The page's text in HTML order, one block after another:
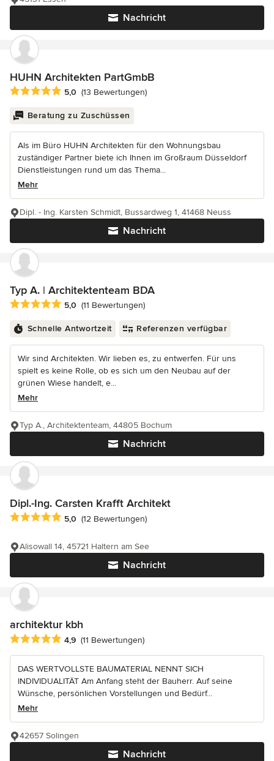
Nachricht
HUHN Architekten PartGmbB
Durchschnittliche Bewertung: 5 von 5 Sternen
5,0 (13 Bewertungen)
Beratung zu Zuschüssen
Als im Büro HUHN Architekten für den Wohnungsbau
zuständiger Partner biete ich Ihnen im Großraum Düsseldorf
Dienstleistungen rund um das Thema...
Mehr
Nachricht
Dipl. - Ing. Karsten Schmidt, Bussardweg 1, 41468 Neuss
Typ A. | Architektenteam BDA
Durchschnittliche Bewertung: 5 von 5 Sternen
5,0 (11 Bewertungen)
Schnelle Antwortzeit Referenzen verfügbar
Wir sind Architekten. Wir lieben es, zu entwerfen. Für uns
spielt es keine Rolle, ob es sich um den Neubau auf der
grünen Wiese handelt, e...
Mehr
Nachricht
Typ A., Architektenteam, 44805 Bochum
Dipl.-Ing. Carsten Krafft Architekt
Durchschnittliche Bewertung: 5 von 5 Sternen
5,0 (12 Bewertungen)
Nachricht
Alisowall 14, 45721 Haltern am See
architektur kbh
Durchschnittliche Bewertung: 4.9 von 5 Sternen
4,9 (11 Bewertungen)
DAS WERTVOLLSTE BAUMATERIAL NENNT SICH
INDIVIDUALITÄT Am Anfang steht der Bauherr. Auf seine
Wünsche, persönlichen Vorstellungen und Bedürf...
Mehr
Nachricht
42657 Solingen